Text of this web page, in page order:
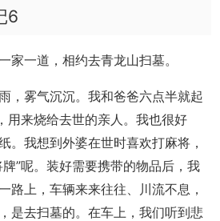
6
家一道，相约去青龙山扫墓。
，雾气沉沉。我和爸爸六点半就起
用来烧给去世的亲人。我也很好
。我想到外婆在世时喜欢打麻将，
”呢。装好需要携带的物品后，我
路上，车辆来来往往、川流不息，
是去扫墓的。在车上，我们听到悲